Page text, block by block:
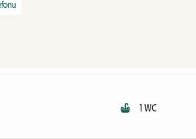
1 WC